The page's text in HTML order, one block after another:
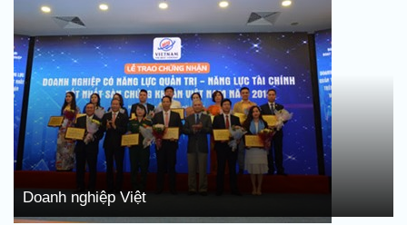
Doanh nghiệp Việt